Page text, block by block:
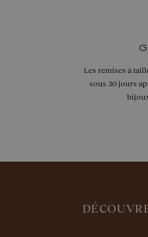
Les remises à
sous 30 jours